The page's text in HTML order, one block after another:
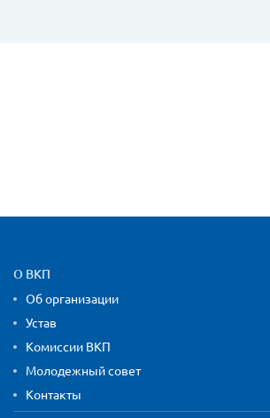
Карта сайта и контактная
О ВКП
Об организации
Устав
Комиссии ВКП
Молодежный совет
Контакты